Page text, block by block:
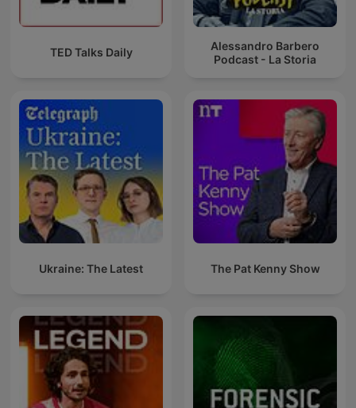
TED Talks Daily
Alessandro Barbero
Podcast - La Storia
Ukraine: The Latest The Pat Kenny Show